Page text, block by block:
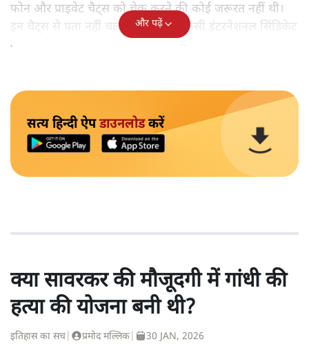
फोन और प्राइवेट चैट्स को चेक करने की कोई जरूरत नहीं थी।
इन चैट्स से पता नहीं चलता कि आर्यन किसी इंटरनेशनल सिंडिकेट
का हिस्सा हैं।
और पढ़ें
सत्य हिन्दी ऐपडाउनलोडकरें
क्या सावरकर की मौजूदगी में गांधी की
हत्या की योजना बनी थी?
इतिहास का सच प्रमोद मल्लिक 30 JAN, 2026